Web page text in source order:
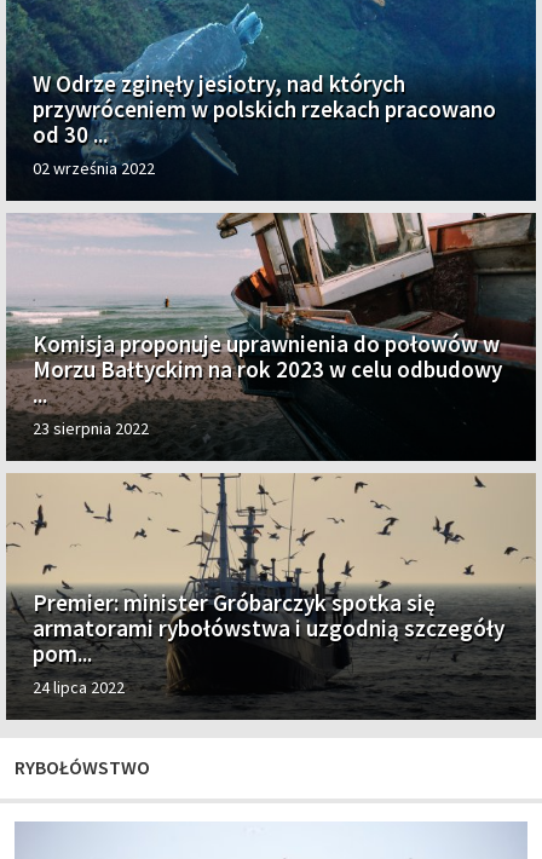
W Odrze zginęły jesiotry, nad których
przywróceniem w polskich rzekach pracowano
od 30 ...
02 września 2022
Komisja proponuje uprawnienia do połowów w
Morzu Bałtyckim na rok 2023 w celu odbudowy
...
23 sierpnia 2022
Premier: minister Gróbarczyk spotka się
armatorami rybołówstwa i uzgodnią szczegóły
pom...
24 lipca 2022
RYBOŁÓWSTWO